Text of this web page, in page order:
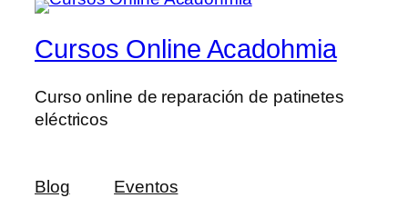
Cursos Online Acadohmia
Curso online de reparación de patinetes
eléctricos
Blog
Eventos